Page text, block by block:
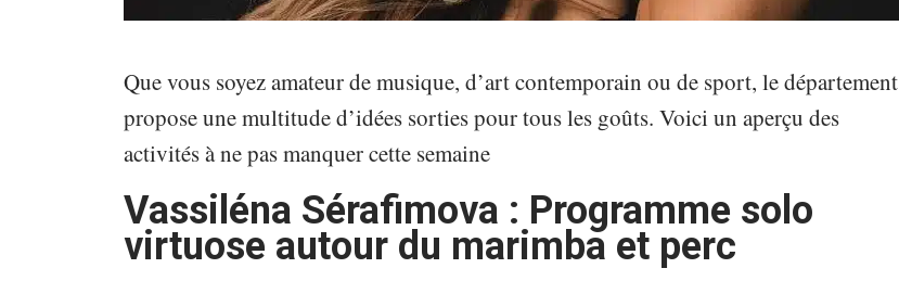
Que vous soyez amateur de musique, d’art contemporain ou de sport, le département
propose une multitude d’idées sorties pour tous les goûts. Voici un aperçu des
activités à ne pas manquer cette semaine
Vassiléna Sérafimova : Programme solo
virtuose autour du marimba et perc